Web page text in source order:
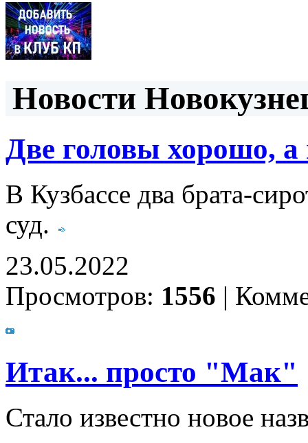
Новости
Две головы хорошо,
В Кузбассе два брата-
суд.
23.05.2022
Просмотров: 1556 |
Итак... просто "Мак"
Стало известно новое